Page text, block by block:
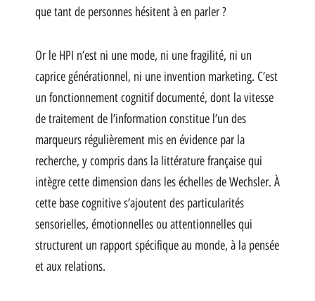
que tant de personnes hésitent à en parler ?
Or le HPI n’est ni une mode, ni une fragilité, ni un
caprice générationnel, ni une invention marketing. C’est
un fonctionnement cognitif documenté, dont la vitesse
de traitement de l’information constitue l’un des
marqueurs régulièrement mis en évidence par la
recherche, y compris dans la littérature française qui
intègre cette dimension dans les échelles de Wechsler. À
cette base cognitive s’ajoutent des particularités
sensorielles, émotionnelles ou attentionnelles qui
structurent un rapport spécifique au monde, à la pensée
et aux relations.